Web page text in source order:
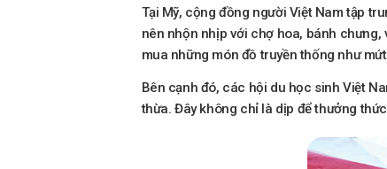
Tại Mỹ, cộng đồng người Việt Nam tập
nên nhộn nhịp với chợ hoa, bánh
mua những món đồ truyền thống như
Bên cạnh đó, các hội du học sinh Việt
thừa. Đây không chỉ là dịp để thưởng